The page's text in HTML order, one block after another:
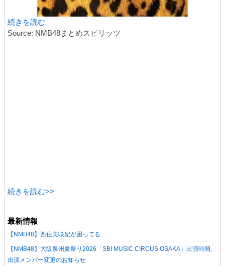
続きを読む
Source: NMB48まとめスピリッツ
続きを読む>>
最新情報
【NMB48】西住美咲妃が困ってる
【NMB48】大阪泉州夏祭り2026「SBI MUSIC CIRCUS OSAKA」出演時間、
出演メンバー変更のお知らせ